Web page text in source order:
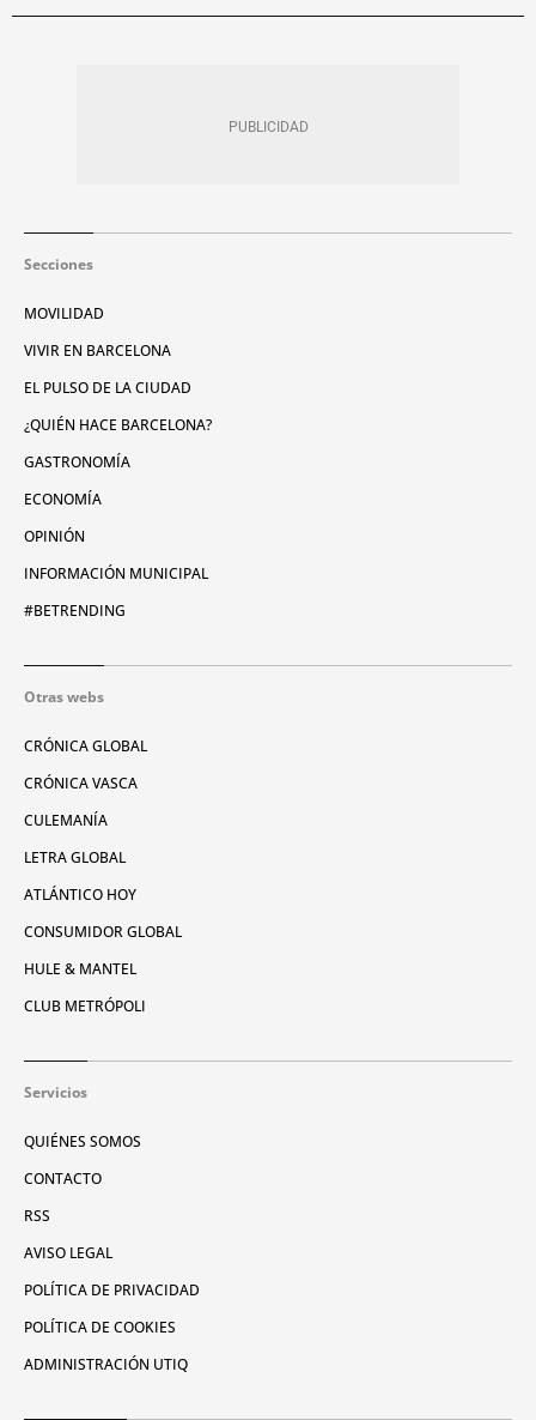
Secciones
MOVILIDAD
VIVIR EN BARCELONA
EL PULSO DE LA CIUDAD
¿QUIÉN HACE BARCELONA?
GASTRONOMÍA
ECONOMÍA
OPINIÓN
INFORMACIÓN MUNICIPAL
#BETRENDING
Otras webs
CRÓNICA GLOBAL
CRÓNICA VASCA
CULEMANÍA
LETRA GLOBAL
ATLÁNTICO HOY
CONSUMIDOR GLOBAL
HULE & MANTEL
CLUB METRÓPOLI
Servicios
QUIÉNES SOMOS
CONTACTO
RSS
AVISO LEGAL
POLÍTICA DE PRIVACIDAD
POLÍTICA DE COOKIES
ADMINISTRACIÓN UTIQ